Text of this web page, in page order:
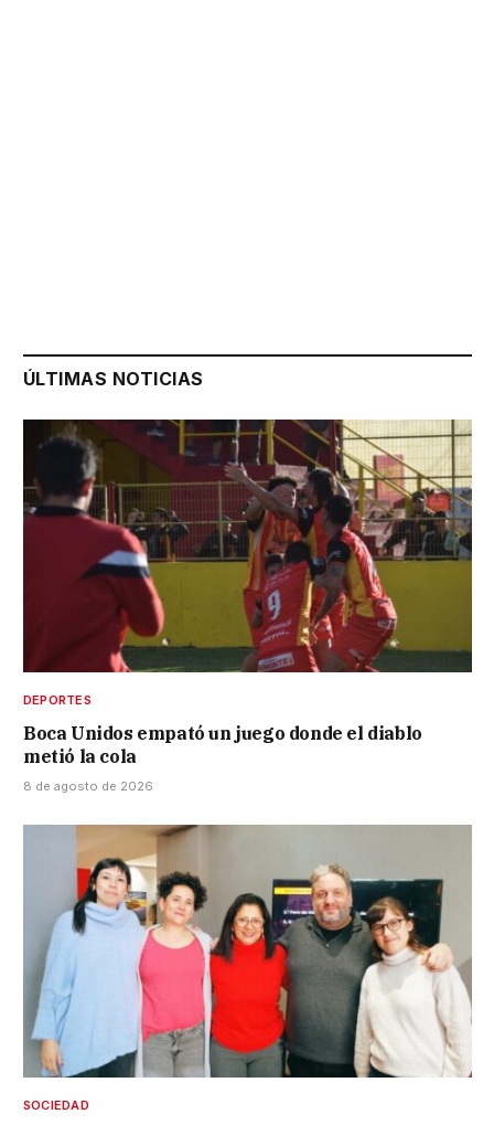
ÚLTIMAS NOTICIAS
DEPORTES
Boca Unidos empató un juego donde el diablo
metió la cola
8 de agosto de 2026
SOCIEDAD